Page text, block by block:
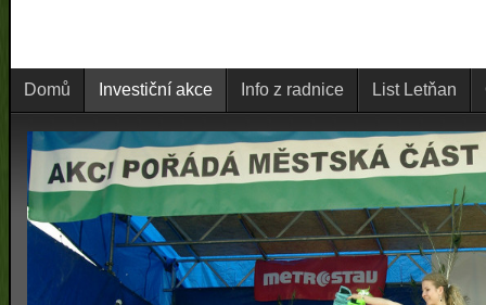
Domů Investiční akce Info z radnice List Letňan